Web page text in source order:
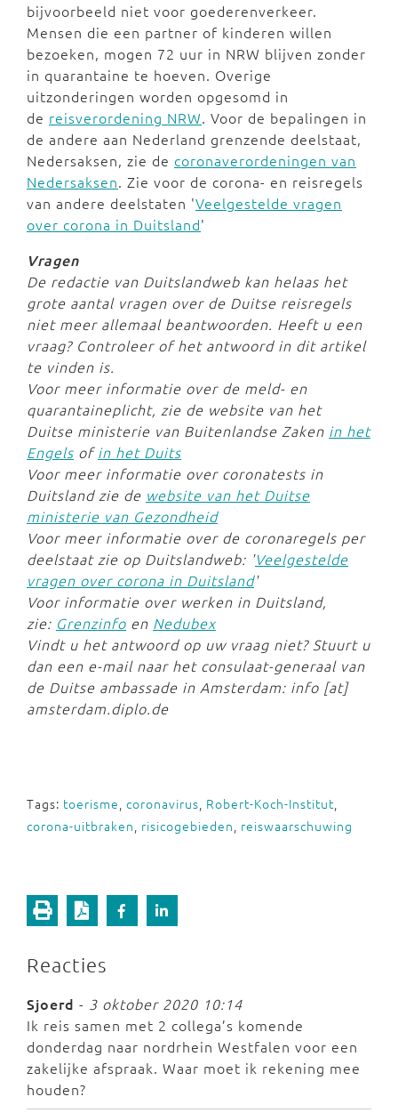
bijvoorbeeld niet voor goederenverkeer.
Mensen die een partner of kinderen willen
bezoeken, mogen 72 uur in NRW blijven zonder
in quarantaine te hoeven. Overige
uitzonderingen worden opgesomd in
de reisverordening NRW. Voor de bepalingen in
de andere aan Nederland grenzende deelstaat,
Nedersaksen, zie de coronaverordeningen van
Nedersaksen. Zie voor de corona- en reisregels
van andere deelstaten 'Veelgestelde vragen
over corona in Duitsland'
Vragen
De redactie van Duitslandweb kan helaas het
grote aantal vragen over de Duitse reisregels
niet meer allemaal beantwoorden. Heeft u een
vraag? Controleer of het antwoord in dit artikel
te vinden is.
Voor meer informatie over de meld- en
quarantaineplicht, zie de website van het
Duitse ministerie van Buitenlandse Zaken in het
Engels ofin het Duits
Voor meer informatie over coronatests in
Duitsland zie de website van het Duitse
ministerie van Gezondheid
Voor meer informatie over de coronaregels per
deelstaat zie op Duitslandweb: 'Veelgestelde
vragen over corona in Duitsland'
Voor informatie over werken in Duitsland,
zie: Grenzinfo en Nedubex
Vindt u het antwoord op uw vraag niet? Stuurt u
dan een e-mail naar het consulaat-generaal van
de Duitse ambassade in Amsterdam: info [at]
amsterdam.diplo.de
Tags: toerisme, coronavirus, Robert-Koch-Institut,
corona-uitbraken, risicogebieden, reiswaarschuwing
Reacties
Sjoerd - 3 oktober 2020 10:14
Ik reis samen met 2 collega’s komende
donderdag naar nordrhein Westfalen voor een
zakelijke afspraak. Waar moet ik rekening mee
houden?